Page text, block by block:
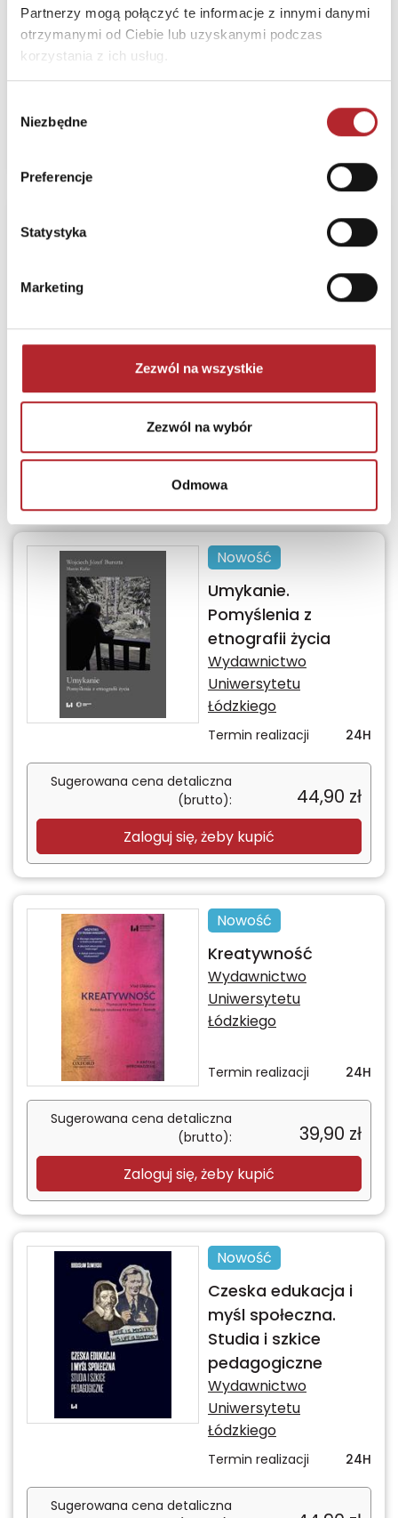
Partnerzy mogą połączyć te informacje z innymi danymi
otrzymanymi od Ciebie lub uzyskanymi podczas
korzystania z ich usług.
zgody
Niezbędne
Preferencje
Statystyka
Marketing
Zezwól na wszystkie
Zezwól na wybór
Odmowa
Termin realizacji
Sugerowana cena detaliczna
Medytacje o filozofii
pierwszej. Biblioteka
Klasyków Filozofii
PWN
Termin realizacji
Sugerowana cena detaliczna
(brutto):
Nowość
Umykanie.
Pomyślenia z
etnografii życia
Wydawnictwo
Uniwersytetu
Łódzkiego
Termin realizacji 24H
Sugerowana cena detaliczna
(brutto):
44,90 zł
Zaloguj się, żeby kupić
Nowość
Kreatywność
Wydawnictwo
Uniwersytetu
Łódzkiego
Termin realizacji 24H
Sugerowana cena detaliczna
(brutto):
39,90 zł
Zaloguj się, żeby kupić
Nowość
Czeska edukacja i
myśl społeczna.
Studia i szkice
pedagogiczne
Wydawnictwo
Uniwersytetu
Łódzkiego
Termin realizacji 24H
Sugerowana cena detaliczna